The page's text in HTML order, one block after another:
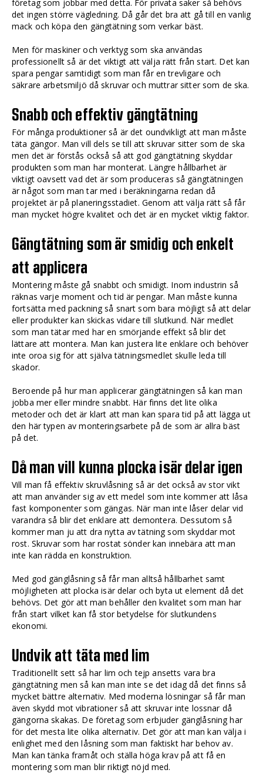
företag som jobbar med detta. För privata saker så behövs
det ingen större vägledning. Då går det bra att gå till en vanlig
mack och köpa den gängtätning som verkar bäst.
Men för maskiner och verktyg som ska användas
professionellt så är det viktigt att välja rätt från start. Det kan
spara pengar samtidigt som man får en trevligare och
säkrare arbetsmiljö då skruvar och muttrar sitter som de ska.
Snabb och effektiv gängtätning
För många produktioner så är det oundvikligt att man måste
täta gängor. Man vill dels se till att skruvar sitter som de ska
men det är förstås också så att god gängtätning skyddar
produkten som man har monterat. Längre hållbarhet är
viktigt oavsett vad det är som produceras så gängtätningen
är något som man tar med i beräkningarna redan då
projektet är på planeringsstadiet. Genom att välja rätt så får
man mycket högre kvalitet och det är en mycket viktig faktor.
Gängtätning som är smidig och enkelt
att applicera
Montering måste gå snabbt och smidigt. Inom industrin så
räknas varje moment och tid är pengar. Man måste kunna
fortsätta med packning så snart som bara möjligt så att delar
eller produkter kan skickas vidare till slutkund. När medlet
som man tätar med har en smörjande effekt så blir det
lättare att montera. Man kan justera lite enklare och behöver
inte oroa sig för att själva tätningsmedlet skulle leda till
skador.
Beroende på hur man applicerar gängtätningen så kan man
jobba mer eller mindre snabbt. Här finns det lite olika
metoder och det är klart att man kan spara tid på att lägga ut
den här typen av monteringsarbete på de som är allra bäst
på det.
Då man vill kunna plocka isär delar igen
Vill man få effektiv skruvlåsning så är det också av stor vikt
att man använder sig av ett medel som inte kommer att låsa
fast komponenter som gängas. När man inte låser delar vid
varandra så blir det enklare att demontera. Dessutom så
kommer man ju att dra nytta av tätning som skyddar mot
rost. Skruvar som har rostat sönder kan innebära att man
inte kan rädda en konstruktion.
Med god gänglåsning så får man alltså hållbarhet samt
möjligheten att plocka isär delar och byta ut element då det
behövs. Det gör att man behåller den kvalitet som man har
från start vilket kan få stor betydelse för slutkundens
ekonomi.
Undvik att täta med lim
Traditionellt sett så har lim och tejp ansetts vara bra
gängtätning men så kan man inte se det idag då det finns så
mycket bättre alternativ. Med moderna lösningar så får man
även skydd mot vibrationer så att skruvar inte lossnar då
gängorna skakas. De företag som erbjuder gänglåsning har
för det mesta lite olika alternativ. Det gör att man kan välja i
enlighet med den låsning som man faktiskt har behov av.
Man kan tänka framåt och ställa höga krav på att få en
montering som man blir riktigt nöjd med.